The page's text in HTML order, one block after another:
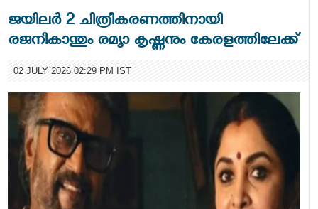
ജയിലര്‍ 2 ചിത്രീകരണത്തിനായി
രജനികാന്തും രമ്യാ കൃഷ്ണനും കേരളത്തിലേക്ക്
02 JULY 2026 02:29 PM IST